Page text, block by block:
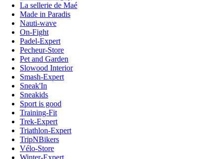
La sellerie de Maé
Made in Paradis
Nauti-wave
On-Fight
Padel-Expert
Pecheur-Store
Pet and Garden
Slowood Interior
Smash-Expert
Sneak'In
Sneakids
Sport is good
Training-Fit
Trek-Expert
Triathlon-Expert
TripNBikers
Vélo-Store
Winter-Expert